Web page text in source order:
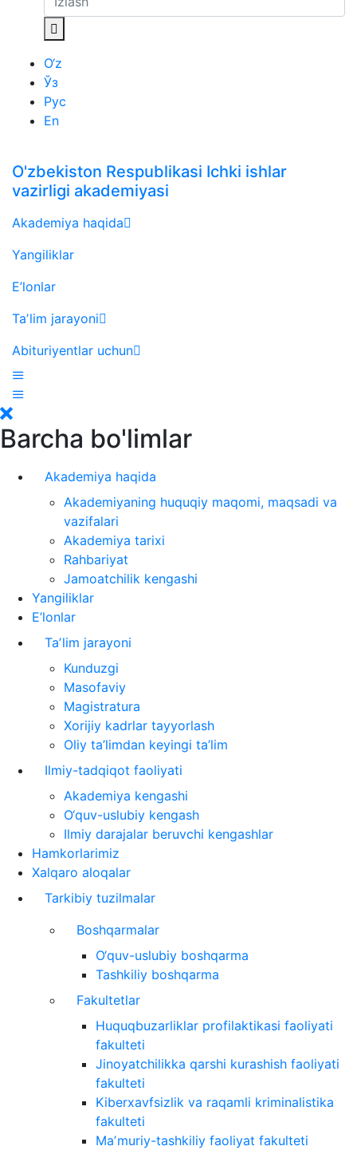
O‘z
Ўз
Рус
En
O'zbekiston Respublikasi Ichki ishlar
vazirligi akademiyasi
Akademiya haqida
Yangiliklar
E’lonlar
Taʼlim jarayoni
Abituriyentlar uchun
Barcha bo'limlar
Akademiya haqida
Akademiyaning huquqiy maqomi, maqsadi va
vazifalari
Akademiya tarixi
Rahbariyat
Jamoatchilik kengashi
Yangiliklar
E’lonlar
Taʼlim jarayoni
Kunduzgi
Masofaviy
Magistratura
Xorijiy kadrlar tayyorlash
Oliy ta’limdan keyingi ta’lim
Ilmiy-tadqiqot faoliyati
Akademiya kengashi
O‘quv-uslubiy kengash
Ilmiy darajalar beruvchi kengashlar
Hamkorlarimiz
Xalqaro aloqalar
Tarkibiy tuzilmalar
Boshqarmalar
O‘quv-uslubiy boshqarma
Tashkiliy boshqarma
Fakultetlar
Huquqbuzarliklar profilaktikasi faoliyati
fakulteti
Jinoyatchilikka qarshi kurashish faoliyati
fakulteti
Kiberxavfsizlik va raqamli kriminalistika
fakulteti
Maʼmuriy-tashkiliy faoliyat fakulteti